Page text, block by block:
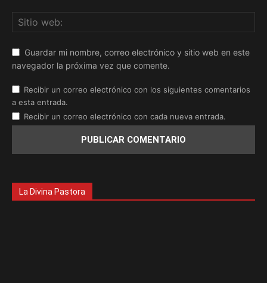
Guardar mi nombre, correo electrónico y sitio web en este
navegador la próxima vez que comente.
Recibir un correo electrónico con los siguientes comentarios
a esta entrada.
Recibir un correo electrónico con cada nueva entrada.
La Divina Pastora